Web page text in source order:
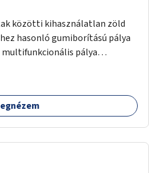
közötti kihasználatlan zöld
hasonló gumiborítású pálya
multifunkcionális pálya